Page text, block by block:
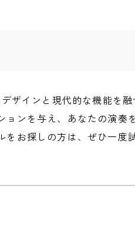
ザインと現代的な機能を融
ョンを与え、あなたの演奏
お探しの方は、ぜひ一度